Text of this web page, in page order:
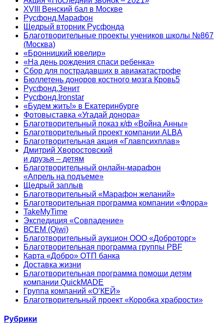
XVIII Венский бал в Москве
Русфонд.Марафон
Щедрый вторник Русфонда
Благотворительные проекты учеников школы №867
(Москва)
«Бронницкий ювелир»
«На день рождения спаси ребенка»
Сбор для пострадавших в авиакатастрофе
Бюллетень доноров костного мозга Кровь5
Русфонд.Зенит
Русфонд.Ironstar
«Будем жить!» в Екатеринбурге
Фотовыставка «Угадай донора»
Благотворительный показ к/ф «Война Анны»
Благотворительный проект компании ALBA
Благотворительная акция «Главпсихплав»
Дмитрий Хворостовский
и друзья – детям
Благотворительный онлайн‑марафон
«Апрель на подъеме»
Щедрый заплыв
Благотворительный «Марафон желаний»
Благотворительная программа компании «Флора»
TakeMyTime
Экспедиция «Совпадение»
ВСЕМ (Qiwi)
Благотворительный аукцион ООО «Доброторг»
Благотворительная программа группы PBF
Карта «Добро» ОТП банка
Доставка жизни
Благотворительная программа помощи детям
компании QuickMADE
Группа компаний «О’КЕЙ»
Благотворительный проект «Коробка храбрости»
Рубрики